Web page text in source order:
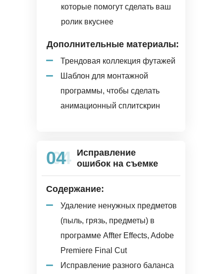
Дополнительные материалы:
Трендовая коллекция футажей
Шаблон для монтажной
программы, чтобы сделать
анимационный сплитскрин
которые помогут сделать ваш
ролик вкуснее
04
04
Исправление
ошибок на съемке
Содержание:
Удаление ненужных предметов
(пыль, грязь, предметы) в
программе Affter Effects, Adobe
Premiere Final Cut
Исправление разного баланса